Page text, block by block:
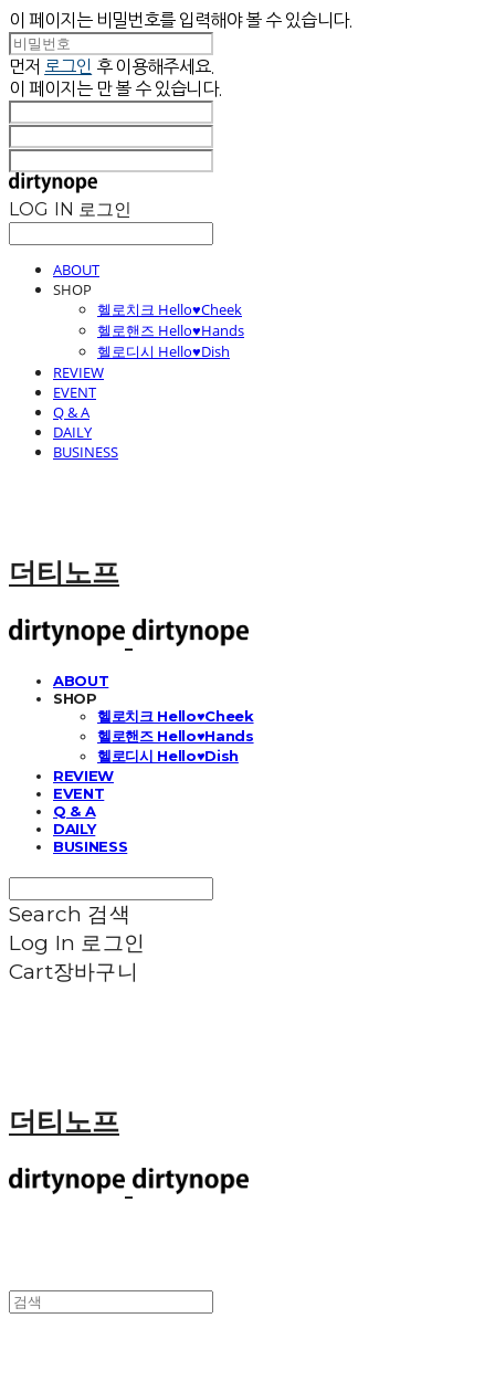
이 페이지는 비밀번호를 입력해야 볼 수 있습니다.
먼저 로그인 후 이용해주세요.
이 페이지는 만 볼 수 있습니다.
LOG IN 로그인
ABOUT
SHOP
헬로치크 Hello♥Cheek
헬로핸즈 Hello♥Hands
헬로디시 Hello♥Dish
REVIEW
EVENT
Q & A
DAILY
BUSINESS
더티노프
ABOUT
SHOP
헬로치크 Hello♥Cheek
헬로핸즈 Hello♥Hands
헬로디시 Hello♥Dish
REVIEW
EVENT
Q & A
DAILY
BUSINESS
Search 검색
Log In 로그인
Cart장바구니
더티노프